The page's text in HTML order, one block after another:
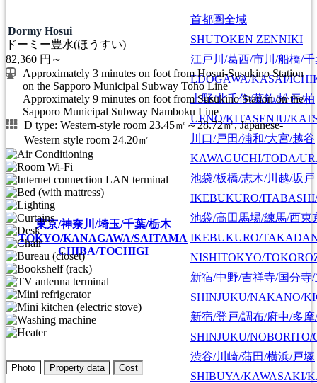
東京/神奈川/埼玉/千葉/栃木
TOKYO/KANAGAWA/SAITAMA
CHIBA/TOCHIGI
首都圏全域
SHUTOKEN ZENNIKI
江戸川/葛西/市川/船橋/千
EDOGAWA/KASAI/
上野/北千住/葛飾/松戸/柏
UENO/KITASENJU/
川口/戸田/浦和/大宮/越谷
KAWAGUCHI/TODA/
池袋/板橋/志木/川越/坂戸
IKEBUKURO/
池袋/高田馬場/練馬/西東
IKEBUKURO/
NISHITOKYO/
新宿/中野/吉祥寺/国分寺
SHINJUKU/NAKANO/
新宿/登戸/調布/府中/多
SHINJUKU/
渋谷/川崎/蒲田/横浜/戸塚
SHIBUYA/KAWASAKI/
Dormy Hosui
ドーミー豊水(ほうすい)
82,360 円～
Approximately 3 minutes on foot from Hosui-Susukino Station
on the Sapporo Municipal Subway Toho Line
Approximately 9 minutes on foot from Susukino Station on the
Sapporo Municipal Subway Namboku Line
D type: Western-style room 23.45㎡～28.72㎡, Japanese-
Western style room 24.20㎡
Photo Property data Cost